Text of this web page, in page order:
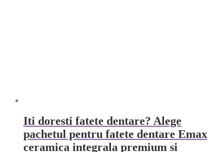
Iti doresti fatete dentare? Alege
pachetul pentru fatete dentare Emax
ceramica integrala premium si